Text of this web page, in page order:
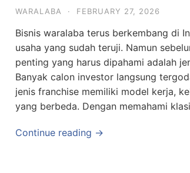
WARALABA · FEBRUARY 27, 2026
Bisnis waralaba terus berkembang di
usaha yang sudah teruji. Namun
penting yang harus dipahami adalah
Banyak calon investor langsung
jenis franchise memiliki model kerja,
yang berbeda. Dengan memahami
Continue reading →